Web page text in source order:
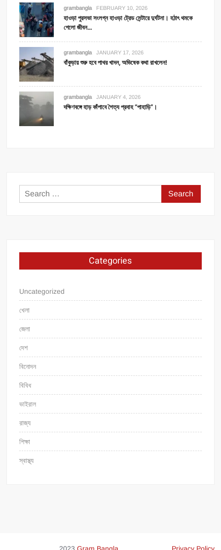
grambangla FEBRUARY 10, 2026
হাওড়া পুরসভা সংলগ্ন হাওড়া ট্রেড সেন্টারে দুর্ঘটনা। হঠাৎ থমকে
গেলো জীবন…
grambangla JANUARY 17, 2026
বাঁকুড়ায় শুরু হবে পাথর খাদন, অভিষেক কথা রাখলেন!
grambangla JANUARY 4, 2026
দক্ষিণবঙ্গে হাড় কাঁপাবে শৈত্য প্রবাহ “পাহাড়ি”।
Search
for:
Categories
Uncategorized
খেলা
জেলা
দেশ
বিনোদন
বিবিধ
ভাইরাল
রাজ্য
শিক্ষা
স্বাস্থ্য
2023Gram Bangla Privacy Policy